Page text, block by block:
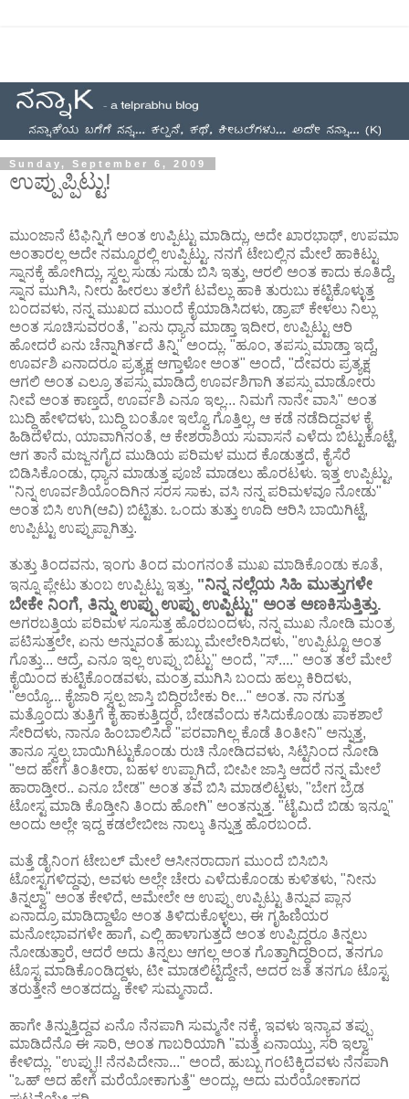
Sunday, September 6, 2009
ಉಪ್ಪುಪ್ಪಿಟ್ಟು!
ಮುಂಜಾನೆ ಟಿಫಿನ್ನಿಗೆ ಅಂತ ಉಪ್ಪಿಟ್ಟು ಮಾಡಿದ್ಲು, ಅದೇ ಖಾರಭಾಥ್, ಉಪಮಾ
ಅಂತಾರಲ್ಲ ಅದೇ ನಮ್ಮೂರಲ್ಲಿ ಉಪ್ಪಿಟ್ಟು. ನನಗೆ ಟೇಬಲ್ಲಿನ ಮೇಲೆ ಹಾಕಿಟ್ಟು
ಸ್ನಾನಕ್ಕೆ ಹೋಗಿದ್ಲು, ಸ್ವಲ್ಪ ಸುಡು ಸುಡು ಬಿಸಿ ಇತ್ತು, ಆರಲಿ ಅಂತ ಕಾದು ಕೂತಿದ್ದೆ,
ಸ್ನಾನ ಮುಗಿಸಿ, ನೀರು ಹೀರಲು ತಲೆಗೆ ಟವೆಲ್ಲು ಹಾಕಿ ತುರುಬು ಕಟ್ಟಿಕೊಳ್ಳುತ್ತ
ಬಂದವಳು, ನನ್ನ ಮುಖದ ಮುಂದೆ ಕೈಯಾಡಿಸಿದಳು, ಡ್ರಾಪ್ ಕೇಳಲು ನಿಲ್ಲು
ಅಂತ ಸೂಚಿಸುವರಂತೆ, "ಏನು ಧ್ಯಾನ ಮಾಡ್ತಾ ಇದೀರ, ಉಪ್ಪಿಟ್ಟು ಆರಿ
ಹೋದರೆ ಏನು ಚೆನ್ನಾಗಿರ್ತದೆ ತಿನ್ನಿ" ಅಂದ್ಲು. "ಹೂಂ, ತಪಸ್ಸು ಮಾಡ್ತಾ ಇದ್ದೆ,
ಊರ್ವಶಿ ಏನಾದರೂ ಪ್ರತ್ಯಕ್ಷ ಆಗ್ತಾಳೋ ಅಂತ" ಅಂದೆ, "ದೇವರು ಪ್ರತ್ಯಕ್ಷ
ಆಗಲಿ ಅಂತ ಎಲ್ರೂ ತಪಸ್ಸು ಮಾಡಿದ್ರೆ ಊರ್ವಶಿಗಾಗಿ ತಪಸ್ಸು ಮಾಡೋರು
ನೀವೆ ಅಂತ ಕಾಣ್ತದೆ, ಊರ್ವಶಿ ಎನೂ ಇಲ್ಲ... ನಿಮಗೆ ನಾನೇ ವಾಸಿ" ಅಂತ
ಬುದ್ಧಿ ಹೇಳಿದಳು, ಬುದ್ಧಿ ಬಂತೋ ಇಲ್ವೊ ಗೊತ್ತಿಲ್ಲ, ಆ ಕಡೆ ನಡೆದಿದ್ದವಳ ಕೈ
ಹಿಡಿದೆಳೆದು, ಯಾವಾಗಿನಂತೆ, ಆ ಕೇಶರಾಶಿಯ ಸುವಾಸನೆ ಎಳೆದು ಬಿಟ್ಟುಕೊಟ್ಟೆ,
ಆಗ ತಾನೆ ಮಜ್ಜನಗೈದ ಮುಡಿಯ ಪರಿಮಳ ಮುದ ಕೊಡುತ್ತದೆ, ಕೈಸೆರೆ
ಬಿಡಿಸಿಕೊಂಡು, ಧ್ಯಾನ ಮಾಡುತ್ತ ಪೂಜೆ ಮಾಡಲು ಹೊರಟಳು. ಇತ್ತ ಉಪ್ಪಿಟ್ಟು,
"ನಿನ್ನ ಊರ್ವಶಿಯೊಂದಿಗಿನ ಸರಸ ಸಾಕು, ವಸಿ ನನ್ನ ಪರಿಮಳವೂ ನೋಡು"
ಅಂತ ಬಿಸಿ ಉಗಿ(ಆವಿ) ಬಿಟ್ಟಿತು. ಒಂದು ತುತ್ತು ಊದಿ ಆರಿಸಿ ಬಾಯಿಗಿಟ್ಟೆ,
ಉಪ್ಪಿಟ್ಟು ಉಪ್ಪುಪ್ಪಾಗಿತ್ತು.
ತುತ್ತು ತಿಂದವನು, ಇಂಗು ತಿಂದ ಮಂಗನಂತೆ ಮುಖ ಮಾಡಿಕೊಂಡು ಕೂತೆ,
ಇನ್ನೂ ಪ್ಲೇಟು ತುಂಬ ಉಪ್ಪಿಟ್ಟು ಇತ್ತು, "ನಿನ್ನ ನಲ್ಲೆಯ ಸಿಹಿ ಮುತ್ತುಗಳೇ
ಬೇಕೇ ನಿಂಗೆ, ತಿನ್ನು ಉಪ್ಪು ಉಪ್ಪು ಉಪ್ಪಿಟ್ಟು" ಅಂತ ಅಣಕಿಸುತ್ತಿತ್ತು.
ಅಗರಬತ್ತಿಯ ಪರಿಮಳ ಸೂಸುತ್ತ ಹೊರಬಂದಳು, ನನ್ನ ಮುಖ ನೋಡಿ ಮಂತ್ರ
ಪಟಿಸುತ್ತಲೇ, ಏನು ಅನ್ನುವಂತೆ ಹುಬ್ಬು ಮೇಲೇರಿಸಿದಳು, "ಉಪ್ಪಿಟ್ಟೂ ಅಂತ
ಗೊತ್ತು... ಆದ್ರೆ, ಎನೂ ಇಲ್ಲ ಉಪ್ಪು ಬಿಟ್ಟು" ಅಂದೆ, "ಸ್...." ಅಂತ ತಲೆ ಮೇಲೆ
ಕೈಯಿಂದ ಕುಟ್ಟಿಕೊಂಡವಳು, ಮಂತ್ರ ಮುಗಿಸಿ ಬಂದು ಹಲ್ಲು ಕಿರಿದಳು,
"ಅಯ್ಯೊ... ಕೈಜಾರಿ ಸ್ವಲ್ಪ ಜಾಸ್ತಿ ಬಿದ್ದಿರಬೇಕು ರೀ..." ಅಂತ. ನಾ ನಗುತ್ತ
ಮತ್ತೊಂದು ತುತ್ತಿಗೆ ಕೈ ಹಾಕುತ್ತಿದ್ದರೆ, ಬೇಡವೆಂದು ಕಸಿದುಕೊಂಡು ಪಾಕಶಾಲೆ
ಸೇರಿದಳು, ನಾನೂ ಹಿಂಬಾಲಿಸಿದೆ "ಪರವಾಗಿಲ್ಲ ಕೊಡೆ ತಿಂತೀನಿ" ಅನ್ನುತ್ತ,
ತಾನೂ ಸ್ವಲ್ಪ ಬಾಯಿಗಿಟ್ಟುಕೊಂಡು ರುಚಿ ನೋಡಿದವಳು, ಸಿಟ್ಟಿನಿಂದ ನೋಡಿ
"ಅದ ಹೇಗೆ ತಿಂತೀರಾ, ಬಹಳ ಉಪ್ಪಾಗಿದೆ, ಬೀಪೀ ಜಾಸ್ತಿ ಆದರೆ ನನ್ನ ಮೇಲೆ
ಹಾರಾಡ್ತೀರ.. ಎನೂ ಬೇಡ" ಅಂತ ತವೆ ಬಿಸಿ ಮಾಡಲಿಟ್ಟಳು, "ಬೇಗ ಬ್ರೆಡ
ಟೋಸ್ಟ ಮಾಡಿ ಕೊಡ್ತೀನಿ ತಿಂದು ಹೋಗಿ" ಅಂತನ್ನುತ್ತ. "ಟೈಮಿದೆ ಬಿಡು ಇನ್ನೂ"
ಅಂದು ಅಲ್ಲೇ ಇದ್ದ ಕಡಲೇಬೀಜ ನಾಲ್ಕು ತಿನ್ನುತ್ತ ಹೊರಬಂದೆ.
ಮತ್ತೆ ಡೈನಿಂಗ ಟೇಬಲ್ ಮೇಲೆ ಆಸೀನರಾದಾಗ ಮುಂದೆ ಬಿಸಿಬಿಸಿ
ಟೋಸ್ಟಗಳಿದ್ದವು, ಅವಳು ಅಲ್ಲೇ ಚೇರು ಎಳೆದುಕೊಂಡು ಕುಳಿತಳು, "ನೀನು
ತಿನ್ನಲ್ವಾ" ಅಂತ ಕೇಳಿದೆ, ಅಮೇಲೇ ಆ ಉಪ್ಪು ಉಪ್ಪಿಟ್ಟು ತಿನ್ನುವ ಪ್ಲಾನ
ಏನಾದ್ರೂ ಮಾಡಿದ್ದಾಳೊ ಅಂತ ತಿಳಿದುಕೊಳ್ಳಲು, ಈ ಗೃಹಿಣಿಯರ
ಮನೋಭಾವಗಳೇ ಹಾಗೆ, ಎಲ್ಲಿ ಹಾಳಾಗುತ್ತದೆ ಅಂತ ಉಪ್ಪಿದ್ದರೂ ತಿನ್ನಲು
ನೋಡುತ್ತಾರೆ, ಆದರೆ ಅದು ತಿನ್ನಲು ಆಗಲ್ಲ ಅಂತ ಗೊತ್ತಾಗಿದ್ದರಿಂದ, ತನಗೂ
ಟೊಸ್ಟ ಮಾಡಿಕೊಂಡಿದ್ದಳು, ಟೀ ಮಾಡಲಿಟ್ಟಿದ್ದೇನೆ, ಅದರ ಜತೆ ತನಗೂ ಟೊಸ್ಟ
ತರುತ್ತೇನೆ ಅಂತದದ್ದು, ಕೇಳಿ ಸುಮ್ಮನಾದೆ.
ಹಾಗೇ ತಿನ್ನುತ್ತಿದ್ದವ ಏನೊ ನೆನಪಾಗಿ ಸುಮ್ಮನೇ ನಕ್ಕೆ, ಇವಳು ಇನ್ಯಾವ ತಪ್ಪು
ಮಾಡಿದೆನೊ ಈ ಸಾರಿ, ಅಂತ ಗಾಬರಿಯಾಗಿ "ಮತ್ತೆ ಏನಾಯ್ತು, ಸರಿ ಇಲ್ವಾ"
ಕೇಳಿದ್ಲು. "ಉಪ್ಪು!! ನೆನಪಿದೇನಾ..." ಅಂದೆ, ಹುಬ್ಬು ಗಂಟಿಕ್ಕಿದವಳು ನೆನಪಾಗಿ
"ಒಹ್ ಅದ ಹೇಗೆ ಮರೆಯೋಕಾಗುತ್ತೆ" ಅಂದ್ಲು, ಅದು ಮರೆಯೋಕಾಗದ